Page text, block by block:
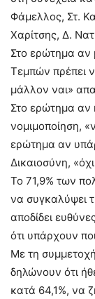
Φάμελλος, Στ.
Χαρίτσης, Δ.
Στο ερώτημα αν
Τεμπών πρέπει
μάλλον ναι»
Στο ερώτημα αν
νομιμοποίηση,
ερώτημα αν
Δικαιοσύνη,
Το 71,9% των
να συγκαλύψει
αποδίδει
ότι υπάρχουν
Με τη
δηλώνουν ότι
κατά 64,1%, να